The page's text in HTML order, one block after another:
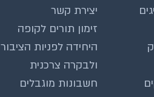
יצירת קשר
זימון תורים לקופה
היחידה לפניות הציבור
ולבקרה צרכנית
חשבונות מוגבלים